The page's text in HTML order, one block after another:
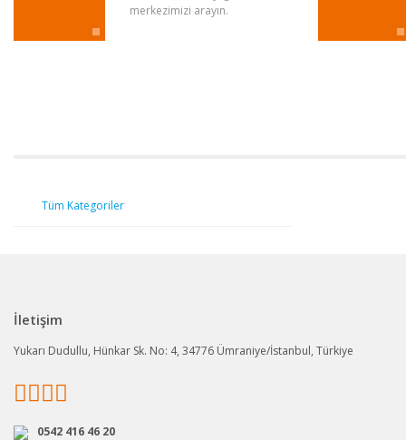
merkezimizi arayın.
Tüm Kategoriler
İletişim
Yukarı Dudullu, Hünkar Sk. No: 4, 34776 Ümraniye/İstanbul, Türkiye
0542 416 46 20